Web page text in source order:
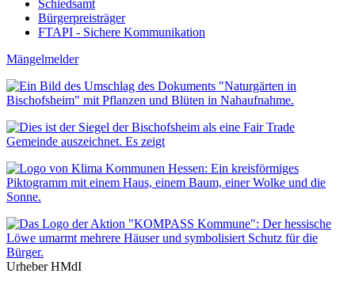
Schiedsamt
Bürgerpreisträger
FTAPI - Sichere Kommunikation
Mängelmelder
Urheber HMdI